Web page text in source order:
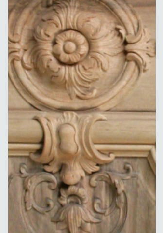
Paris - chantier privée - panneau de
boiserie sculpté